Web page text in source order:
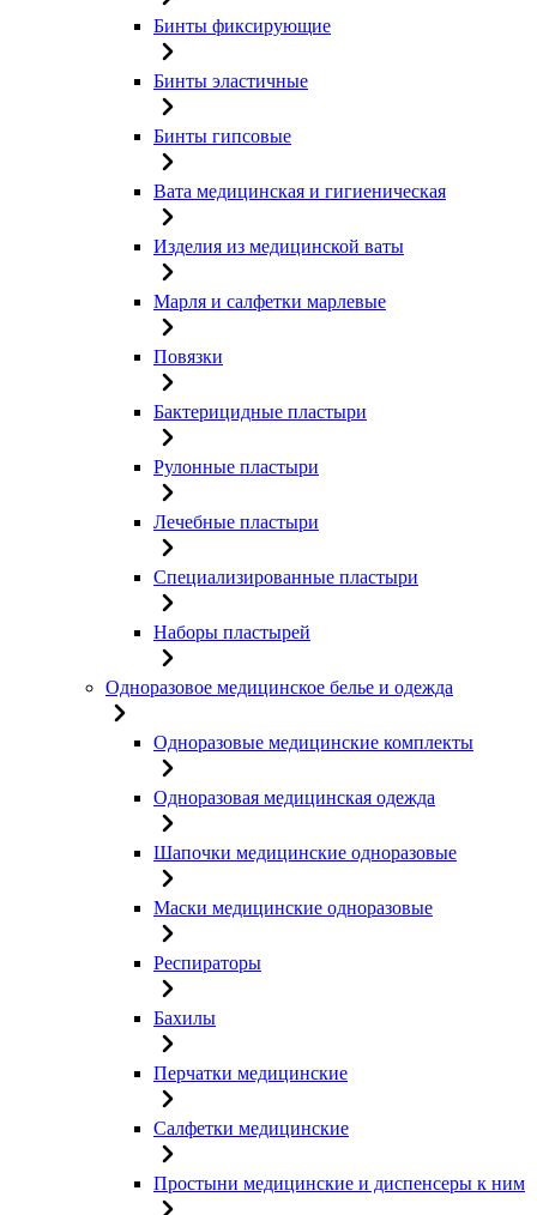
Бинты фиксирующие
Бинты эластичные
Бинты гипсовые
Вата медицинская и гигиеническая
Изделия из медицинской ваты
Марля и салфетки марлевые
Повязки
Бактерицидные пластыри
Рулонные пластыри
Лечебные пластыри
Специализированные пластыри
Наборы пластырей
Одноразовое медицинское белье и одежда
Одноразовые медицинские комплекты
Одноразовая медицинская одежда
Шапочки медицинские одноразовые
Маски медицинские одноразовые
Респираторы
Бахилы
Перчатки медицинские
Салфетки медицинские
Простыни медицинские и диспенсеры к ним